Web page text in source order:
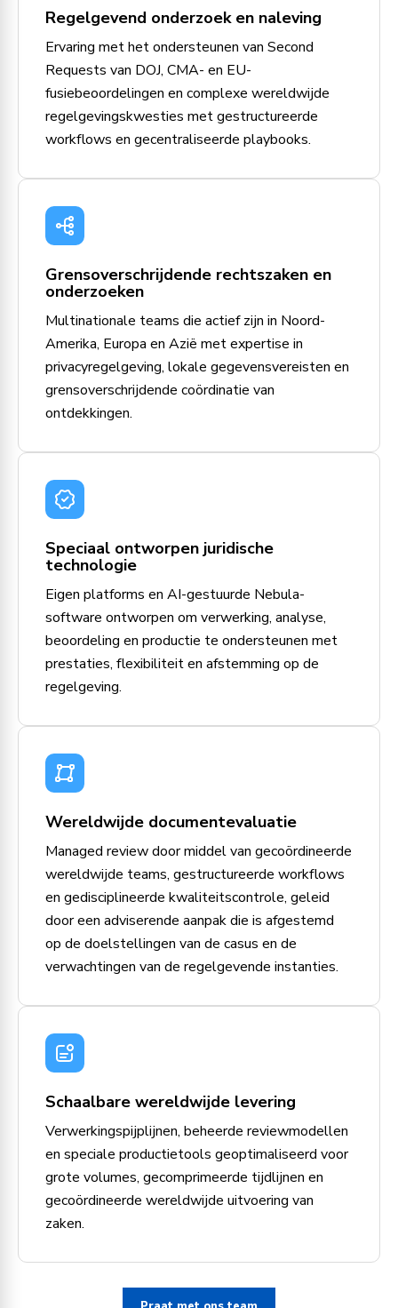
Regelgevend onderzoek en naleving
Ervaring met het ondersteunen van Second
Requests van DOJ, CMA- en EU-
fusiebeoordelingen en complexe wereldwijde
regelgevingskwesties met gestructureerde
workflows en gecentraliseerde playbooks.
Grensoverschrijdende rechtszaken en
onderzoeken
Multinationale teams die actief zijn in Noord-
Amerika, Europa en Azië met expertise in
privacyregelgeving, lokale gegevensvereisten en
grensoverschrijdende coördinatie van
ontdekkingen.
Speciaal ontworpen juridische
technologie
Eigen platforms en AI-gestuurde Nebula-
software ontworpen om verwerking, analyse,
beoordeling en productie te ondersteunen met
prestaties, flexibiliteit en afstemming op de
regelgeving.
Wereldwijde documentevaluatie
Managed review door middel van gecoördineerde
wereldwijde teams, gestructureerde workflows
en gedisciplineerde kwaliteitscontrole, geleid
door een adviserende aanpak die is afgestemd
op de doelstellingen van de casus en de
verwachtingen van de regelgevende instanties.
Schaalbare wereldwijde levering
Verwerkingspijplijnen, beheerde reviewmodellen
en speciale productietools geoptimaliseerd voor
grote volumes, gecomprimeerde tijdlijnen en
gecoördineerde wereldwijde uitvoering van
zaken.